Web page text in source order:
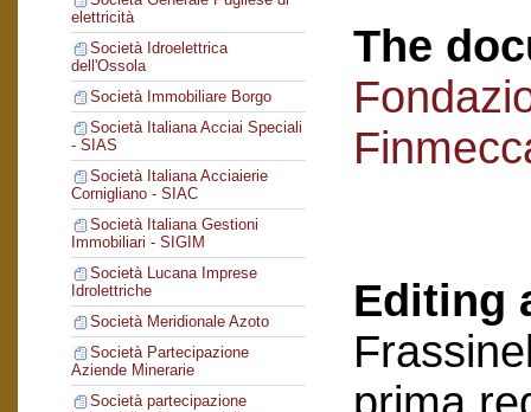
elettricità
Società Idroelettrica
dell'Ossola
Società Immobiliare Borgo
Società Italiana Acciai Speciali
- SIAS
Società Italiana Acciaierie
Cornigliano - SIAC
Società Italiana Gestioni
Immobiliari - SIGIM
Società Lucana Imprese
Idrolettriche
Società Meridionale Azoto
Società Partecipazione
Aziende Minerarie
Società partecipazione
The
Editing